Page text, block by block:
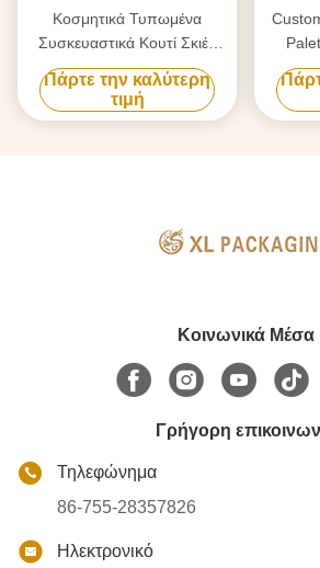
Κοσμητικά Τυπωμένα
Συσκευαστικά Κουτί Σκιές
Ματιών Κουτί Παλέτας με
εργαλείο μακιγιάζ καθρέφτη
Πάρτε την καλύτερη
τιμή
Κοινωνικά Μέσα
Γρήγορη
Τηλεφώνημα
86-755-28357826
Ηλεκτρονικό